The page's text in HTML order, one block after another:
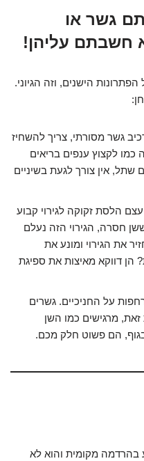
גשר או
הישנים, וזה הגיוני.
גשר מסורתי, צריך להשחיז
כמו לקצוץ ענפים בריאים
שתל, אין צורך לגעת בשיניים
הלסת זקוקה לגירוי קבוע
חסרה, הגירוי הזה נעלם
את הגירוי ומונע את
דווקא מאיצות את ספיגת
על החניכיים. גשרים
מרגישים כמו השן
הם פשוט חלק מכם.
מקומית והוא לא